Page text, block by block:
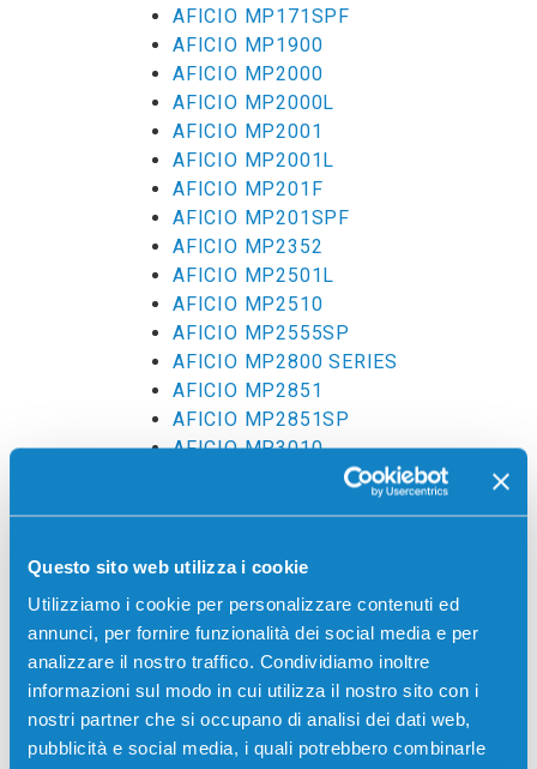
Questo sito web utilizza i cookie
Utilizziamo i cookie per personalizzare contenuti ed
annunci, per fornire funzionalità dei social media e per
analizzare il nostro traffico. Condividiamo inoltre
informazioni sul modo in cui utilizza il nostro sito con i
nostri partner che si occupano di analisi dei dati web,
pubblicità e social media, i quali potrebbero combinarle
AFICIO MP171SPF
AFICIO MP1900
AFICIO MP2000
AFICIO MP2000L
AFICIO MP2001
AFICIO MP2001L
AFICIO MP201F
AFICIO MP201SPF
AFICIO MP2352
AFICIO MP2501L
AFICIO MP2510
AFICIO MP2555SP
AFICIO MP2800 SERIES
AFICIO MP2851
AFICIO MP2851SP
AFICIO MP3010
AFICIO MP3030
AFICIO MP3053
AFICIO MP4054
AFICIO MP4500